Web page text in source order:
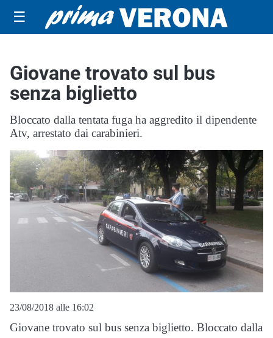
☰
Giovane trovato sul bus
senza biglietto
Bloccato dalla tentata fuga ha aggredito il dipendente
Atv, arrestato dai carabinieri.
23/08/2018 alle 16:02
Giovane trovato sul bus senza biglietto. Bloccato dalla